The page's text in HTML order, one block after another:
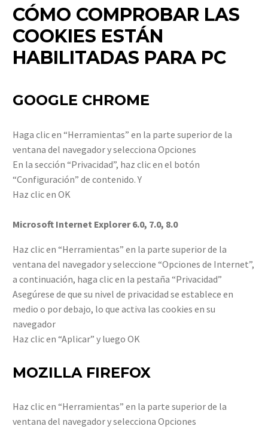
CÓMO COMPROBAR LAS
COOKIES ESTÁN
HABILITADAS PARA PC
GOOGLE CHROME
Haga clic en “Herramientas” en la parte superior de la
ventana del navegador y selecciona Opciones
En la sección “Privacidad”, haz clic en el botón
“Configuración” de contenido. Y
Haz clic en OK
Microsoft Internet Explorer 6.0, 7.0, 8.0
Haz clic en “Herramientas” en la parte superior de la
ventana del navegador y seleccione “Opciones de Internet”,
a continuación, haga clic en la pestaña “Privacidad”
Asegúrese de que su nivel de privacidad se establece en
medio o por debajo, lo que activa las cookies en su
navegador
Haz clic en “Aplicar” y luego OK
MOZILLA FIREFOX
Haz clic en “Herramientas” en la parte superior de la
ventana del navegador y selecciona Opciones